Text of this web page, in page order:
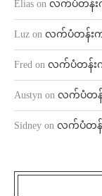
Elias on လက်ပံတန်းက
Luz on လက်ပံတန်းက
Fred on လက်ပံတန်းက
Austyn on လက်ပံတန်
Sidney on လက်ပံတန်